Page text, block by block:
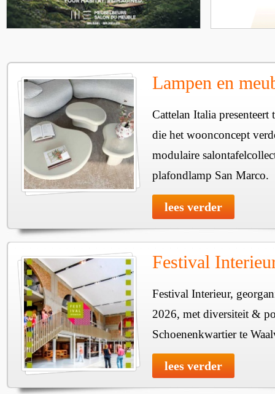
Lampen en
Cattelan Italia
die het woonconcept
modulaire
plafondlamp San Marco.
lees verder
Festival
Festival Interieur,
2026, met diversiteit &
Schoenenkwartier te
lees verder